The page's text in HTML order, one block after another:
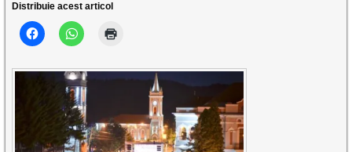
Distribuie acest articol